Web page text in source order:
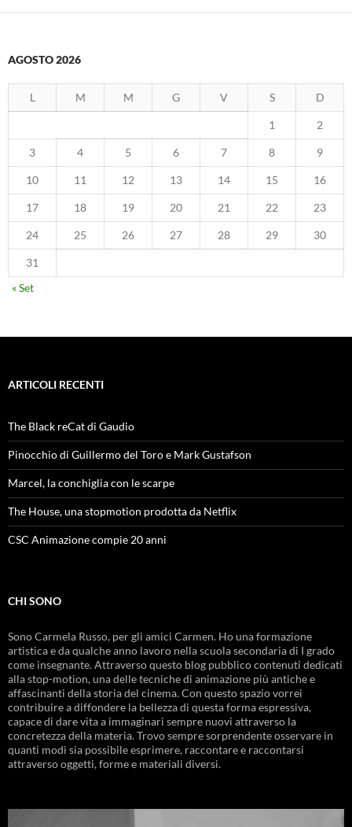
AGOSTO 2026
L M M G V S D
1 2
3 4 5 6 7 8 9
10 11 12 13 14 15 16
17 18 19 20 21 22 23
24 25 26 27 28 29 30
31
« Set
ARTICOLI RECENTI
The Black reCat di Gaudio
Pinocchio di Guillermo del Toro e Mark Gustafson
Marcel, la conchiglia con le scarpe
The House, una stopmotion prodotta da Netflix
CSC Animazione compie 20 anni
CHI SONO
Sono Carmela Russo, per gli amici Carmen. Ho una formazione
artistica e da qualche anno lavoro nella scuola secondaria di I grado
come insegnante. Attraverso questo blog pubblico contenuti dedicati
alla stop-motion, una delle tecniche di animazione più antiche e
affascinanti della storia del cinema. Con questo spazio vorrei
contribuire a diffondere la bellezza di questa forma espressiva,
capace di dare vita a immaginari sempre nuovi attraverso la
concretezza della materia. Trovo sempre sorprendente osservare in
quanti modi sia possibile esprimere, raccontare e raccontarsi
attraverso oggetti, forme e materiali diversi.